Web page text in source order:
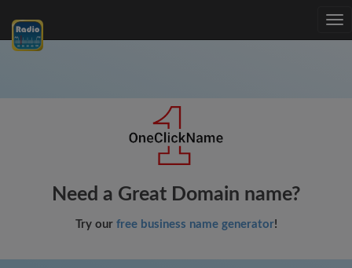
Need a Great Domain name?
Try our free business name generator!